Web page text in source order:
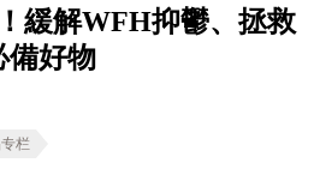
緩解WFH抑鬱、拯救
備好物
栏